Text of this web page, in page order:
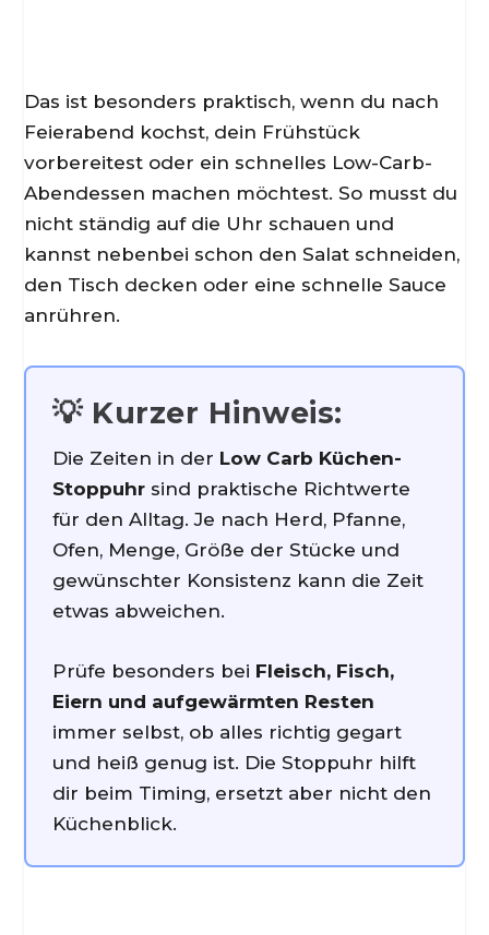
Das ist besonders praktisch, wenn du nach
Feierabend kochst, dein Frühstück
vorbereitest oder ein schnelles Low-Carb-
Abendessen machen möchtest. So musst du
nicht ständig auf die Uhr schauen und
kannst nebenbei schon den Salat schneiden,
den Tisch decken oder eine schnelle Sauce
anrühren.
💡 Kurzer Hinweis:
Die Zeiten in der Low Carb Küchen-
Stoppuhr sind praktische Richtwerte
für den Alltag. Je nach Herd, Pfanne,
Ofen, Menge, Größe der Stücke und
gewünschter Konsistenz kann die Zeit
etwas abweichen.
Prüfe besonders bei Fleisch, Fisch,
Eiern und aufgewärmten Resten
immer selbst, ob alles richtig gegart
und heiß genug ist. Die Stoppuhr hilft
dir beim Timing, ersetzt aber nicht den
Küchenblick.